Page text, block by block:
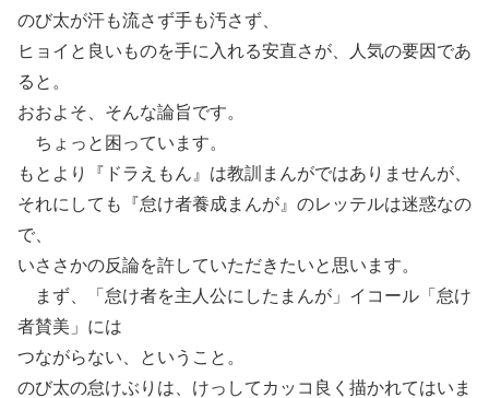
のび太が汗も流さず手も汚さず、
ヒョイと良いものを手に入れる安直さが、人気の要因であ
ると。
おおよそ、そんな論旨です。
ちょっと困っています。
もとより『ドラえもん』は教訓まんがではありませんが、
それにしても『怠け者養成まんが』のレッテルは迷惑なの
で、
いささかの反論を許していただきたいと思います。
まず、「怠け者を主人公にしたまんが」イコール「怠け
者賛美」には
つながらない、ということ。
のび太の怠けぶりは、けっしてカッコ良く描かれてはいま